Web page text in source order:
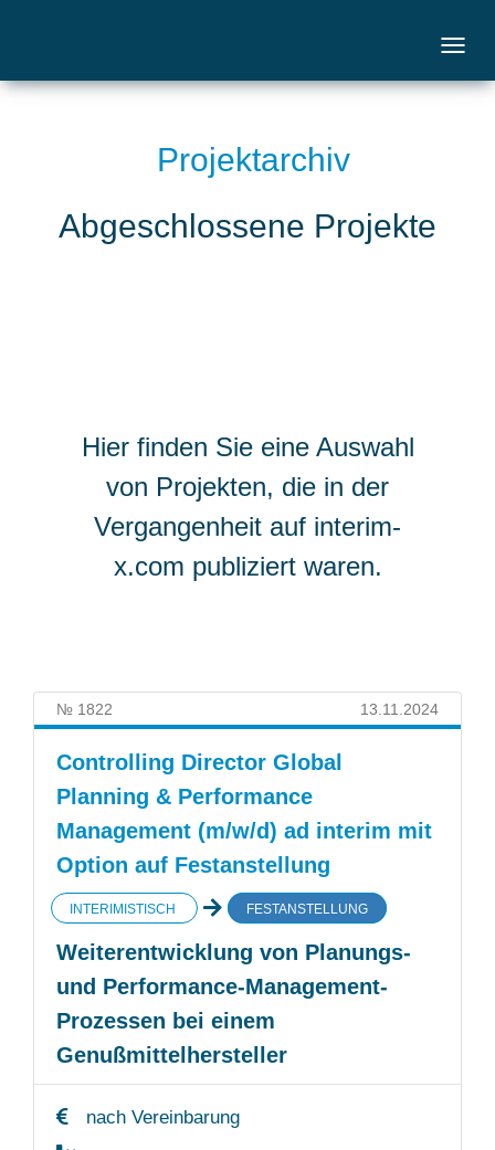
Projektarchiv
Abgeschlossene Projekte
Hier finden Sie eine Auswahl
von Projekten, die in der
Vergangenheit auf interim-
x.com publiziert waren.
№ 1822 13.11.2024
Controlling Director Global
Planning & Performance
Management (m/w/d) ad interim mit
Option auf Festanstellung
INTERIMISTISCH FESTANSTELLUNG
Weiterentwicklung von Planungs-
und Performance-Management-
Prozessen bei einem
Genußmittelhersteller
nach Vereinbarung